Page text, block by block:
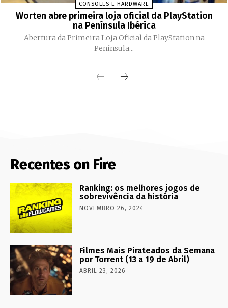
CONSOLES E HARDWARE
Worten abre primeira loja oficial da PlayStation
na Península Ibérica
Abertura da Primeira Loja Oficial da PlayStation na
Península...
Recentes on Fire
Ranking: os melhores jogos de
sobrevivência da história
NOVEMBRO 26, 2024
Filmes Mais Pirateados da Semana
por Torrent (13 a 19 de Abril)
ABRIL 23, 2026